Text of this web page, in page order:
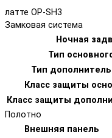
латте OP-SH3
Замковая система
Ночная
Тип
Тип
Класс защиты
Класс защиты
Полотно
Внешняя панель